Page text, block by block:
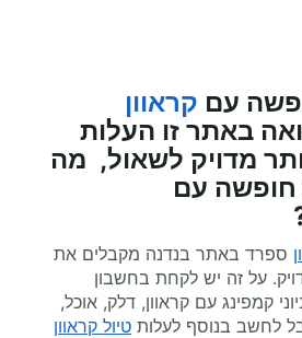
עם קראוון
באתר זו העלות
מדויק לשאול, מה
חופשה עם
ספרד באתר בנדנה מקבלים את
על זה יש לקחת בחשבון
קמפינג עם קראוון, דלק, אוכל,
לחשב בנוסף לעלות טיול קראוון